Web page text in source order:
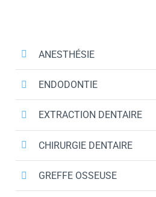
ANESTHÉSIE
ENDODONTIE
EXTRACTION DENTAIRE
CHIRURGIE DENTAIRE
GREFFE OSSEUSE